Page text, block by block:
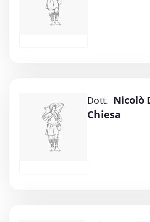
Dott. Nicolò
Chiesa